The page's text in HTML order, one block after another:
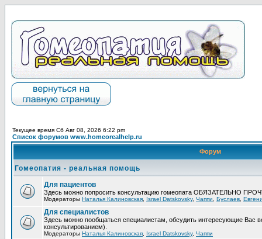
Текущее время Сб Авг 08, 2026 6:22 pm
Список форумов www.homeorealhelp.ru
Форум
Гомеопатия - реальная помощь
Для пациентов
Здесь можно попросить консультацию гомеопата ОБЯЗАТЕЛЬНО
Модераторы Наталья Калиновская Israel Datskovsky, Чаппи Буслаев
Для специалистов
Здесь можно пообщаться специалистам, обсудить интересующие Вас
консультированием).
Модераторы Наталья Калиновская Israel Datskovsky, Чаппи